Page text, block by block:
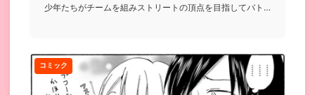
少年たちがチームを組みストリートの頂点を目指してバト
コミック